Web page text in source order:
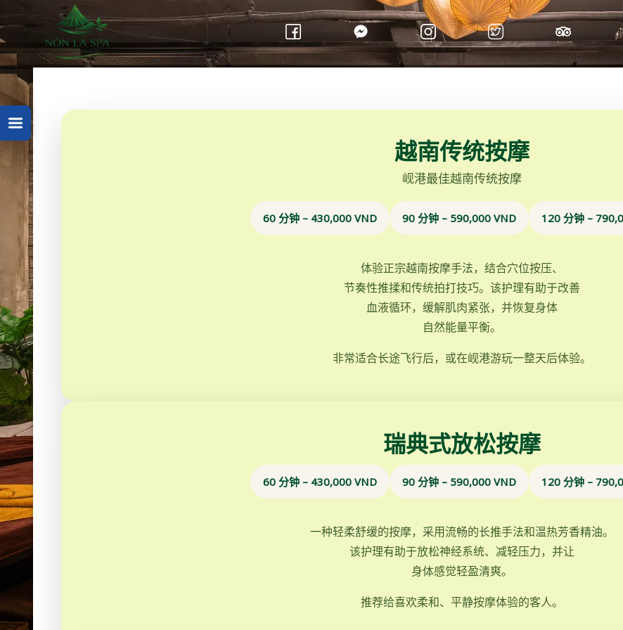
to
content
越南传统按摩
岘港最佳越南传统按摩
60 分钟 – 430,000 VND 90 分钟 – 590,000 VND 120 分钟 –
体验正宗越南按摩手法，结合穴位按压、
节奏性推揉和传统拍打技巧。该护理有助于改善
血液循环，缓解肌肉紧张，并恢复身体
自然能量平衡。
非常适合长途飞行后，或在岘港游玩一整天后体验。
瑞典式放松按摩
60 分钟 – 430,000 VND 90 分钟 – 590,000 VND 120 分钟 –
一种轻柔舒缓的按摩，采用流畅的长推手法和温热芳香精油。
该护理有助于放松神经系统、减轻压力，并让
身体感觉轻盈清爽。
推荐给喜欢柔和、平静按摩体验的客人。